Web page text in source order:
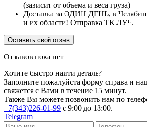
(зависит от объема и веса груза)
Доставка за ОДИН ДЕНЬ, в
и их области! Отправка ТК ЛУЧ.
Оставить свой отзыв
Отзывов пока нет
Хотите быстро найти деталь?
Заполните пожалуйста форму справа и
свяжется с Вами в течение 15 минут.
Также Вы можете позвонить нам по
+7(343)226-01-99 с 9:00 до 18:00.
Telegram